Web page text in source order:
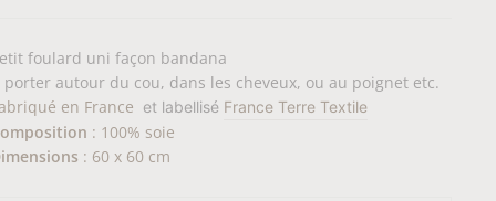
foulard uni façon bandana
porter autour du cou, dans les cheveux, ou au poignet etc.
en France et labellisé France Terre Textile
: 100% soie
: 60 x 60 cm